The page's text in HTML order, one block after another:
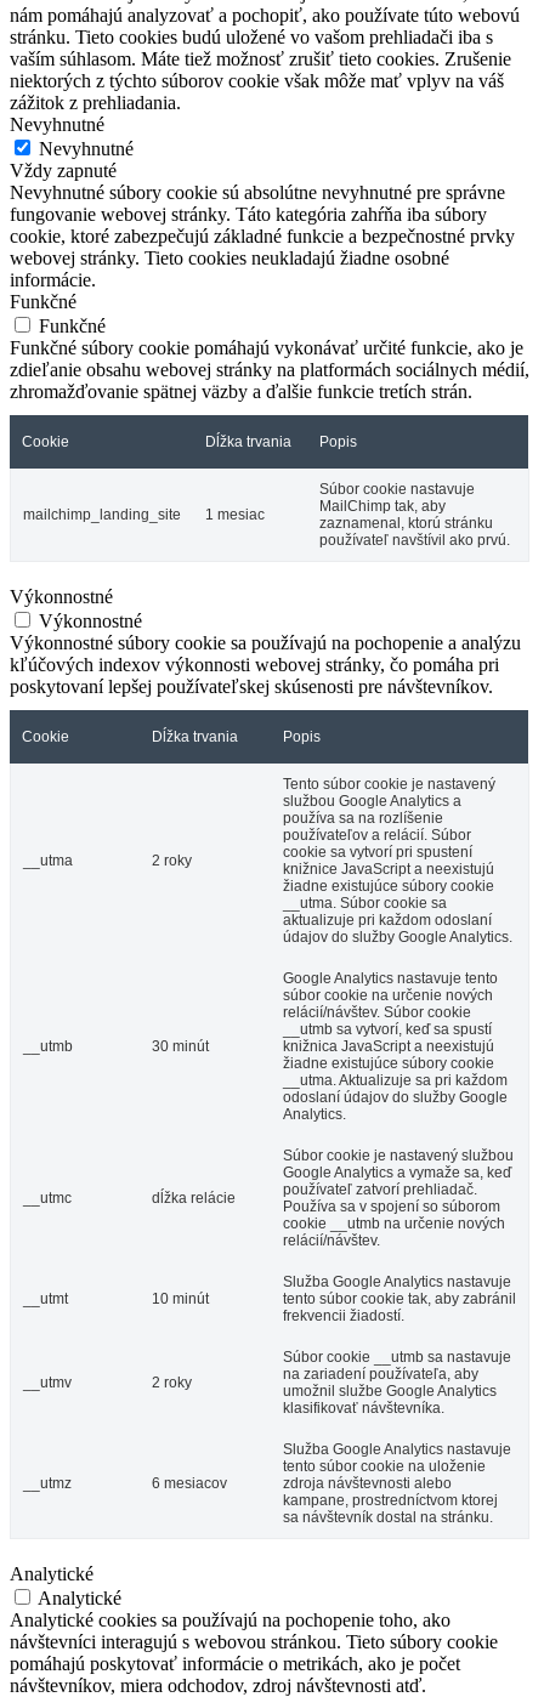
nám pomáhajú analyzovať a pochopiť, ako používate túto webovú
stránku. Tieto cookies budú uložené vo vašom prehliadači iba s
vaším súhlasom. Máte tiež možnosť zrušiť tieto cookies. Zrušenie
niektorých z týchto súborov cookie však môže mať vplyv na váš
zážitok z prehliadania.
Nevyhnutné
Nevyhnutné
Vždy zapnuté
Nevyhnutné súbory cookie sú absolútne nevyhnutné pre správne
fungovanie webovej stránky. Táto kategória zahŕňa iba súbory
cookie, ktoré zabezpečujú základné funkcie a bezpečnostné prvky
webovej stránky. Tieto cookies neukladajú žiadne osobné
informácie.
Funkčné
Funkčné
Funkčné súbory cookie pomáhajú vykonávať určité funkcie, ako je
zdieľanie obsahu webovej stránky na platformách sociálnych médií,
zhromažďovanie spätnej väzby a ďalšie funkcie tretích strán.
Cookie Dĺžka trvania Popis
mailchimp_landing_site 1 mesiac
Súbor cookie nastavuje
MailChimp tak, aby
zaznamenal, ktorú stránku
používateľ navštívil ako prvú.
Výkonnostné
Výkonnostné
Výkonnostné súbory cookie sa používajú na pochopenie a analýzu
kľúčových indexov výkonnosti webovej stránky, čo pomáha pri
poskytovaní lepšej používateľskej skúsenosti pre návštevníkov.
Cookie Dĺžka trvania Popis
__utma 2 roky
Tento súbor cookie je nastavený
službou Google Analytics a
používa sa na rozlíšenie
používateľov a relácií. Súbor
cookie sa vytvorí pri spustení
knižnice JavaScript a neexistujú
žiadne existujúce súbory cookie
__utma. Súbor cookie sa
aktualizuje pri každom odoslaní
údajov do služby Google Analytics.
__utmb 30 minút
Google Analytics nastavuje tento
súbor cookie na určenie nových
relácií/návštev. Súbor cookie
__utmb sa vytvorí, keď sa spustí
knižnica JavaScript a neexistujú
žiadne existujúce súbory cookie
__utma. Aktualizuje sa pri každom
odoslaní údajov do služby Google
Analytics.
__utmc dĺžka relácie
Súbor cookie je nastavený službou
Google Analytics a vymaže sa, keď
používateľ zatvorí prehliadač.
Používa sa v spojení so súborom
cookie __utmb na určenie nových
relácií/návštev.
__utmt 10 minút
Služba Google Analytics nastavuje
tento súbor cookie tak, aby zabránil
frekvencii žiadostí.
__utmv 2 roky
Súbor cookie __utmb sa nastavuje
na zariadení používateľa, aby
umožnil službe Google Analytics
klasifikovať návštevníka.
__utmz 6 mesiacov
Služba Google Analytics nastavuje
tento súbor cookie na uloženie
zdroja návštevnosti alebo
kampane, prostredníctvom ktorej
sa návštevník dostal na stránku.
Analytické
Analytické
Analytické cookies sa používajú na pochopenie toho, ako
návštevníci interagujú s webovou stránkou. Tieto súbory cookie
pomáhajú poskytovať informácie o metrikách, ako je počet
návštevníkov, miera odchodov, zdroj návštevnosti atď.